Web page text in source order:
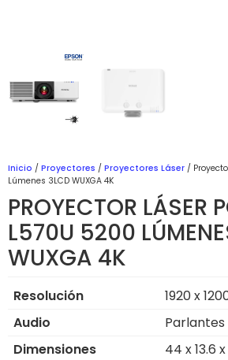
Inicio / Proyectores / Proyectores Láser /
Lúmenes 3LCD WUXGA 4K
PROYECTOR LÁSER
L570U 5200
WUXGA 4K
Resolución
1920 x
Audio
Parlantes
Dimensiones
44 x 13.6